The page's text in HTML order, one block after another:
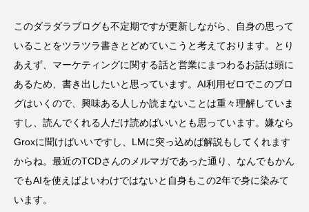
このダラダラブログも不定期ですが更新しながら、自身の思って
いることをツラツラ書きとどめていこうと考えております。とり
あえず、マーケティングに関する話と営業にまつわるお話は頭に
あるため、書き出したいと思っています。AI利用ゼロでこのブロ
グはいくので、興味ある人しか読まないことは重々理解していま
すし、読んでくれる人だけ読めばいいとも思っています。嫌なら
Groxに聞けばいいですし、LMに突っ込めば解説もしてくれます
からね。最近のTCDさんのメルマガであった通り、なんでもかん
でもAIを使えばよいわけではないと自身もこの2年で身に染みて
います。